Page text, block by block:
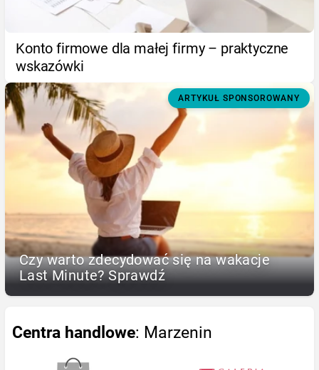
Konto firmowe dla małej firmy – praktyczne
wskazówki
ARTYKUŁ SPONSOROWANY
Czy warto zdecydować się na wakacje
Last Minute? Sprawdź
Centra handlowe: Marzenin